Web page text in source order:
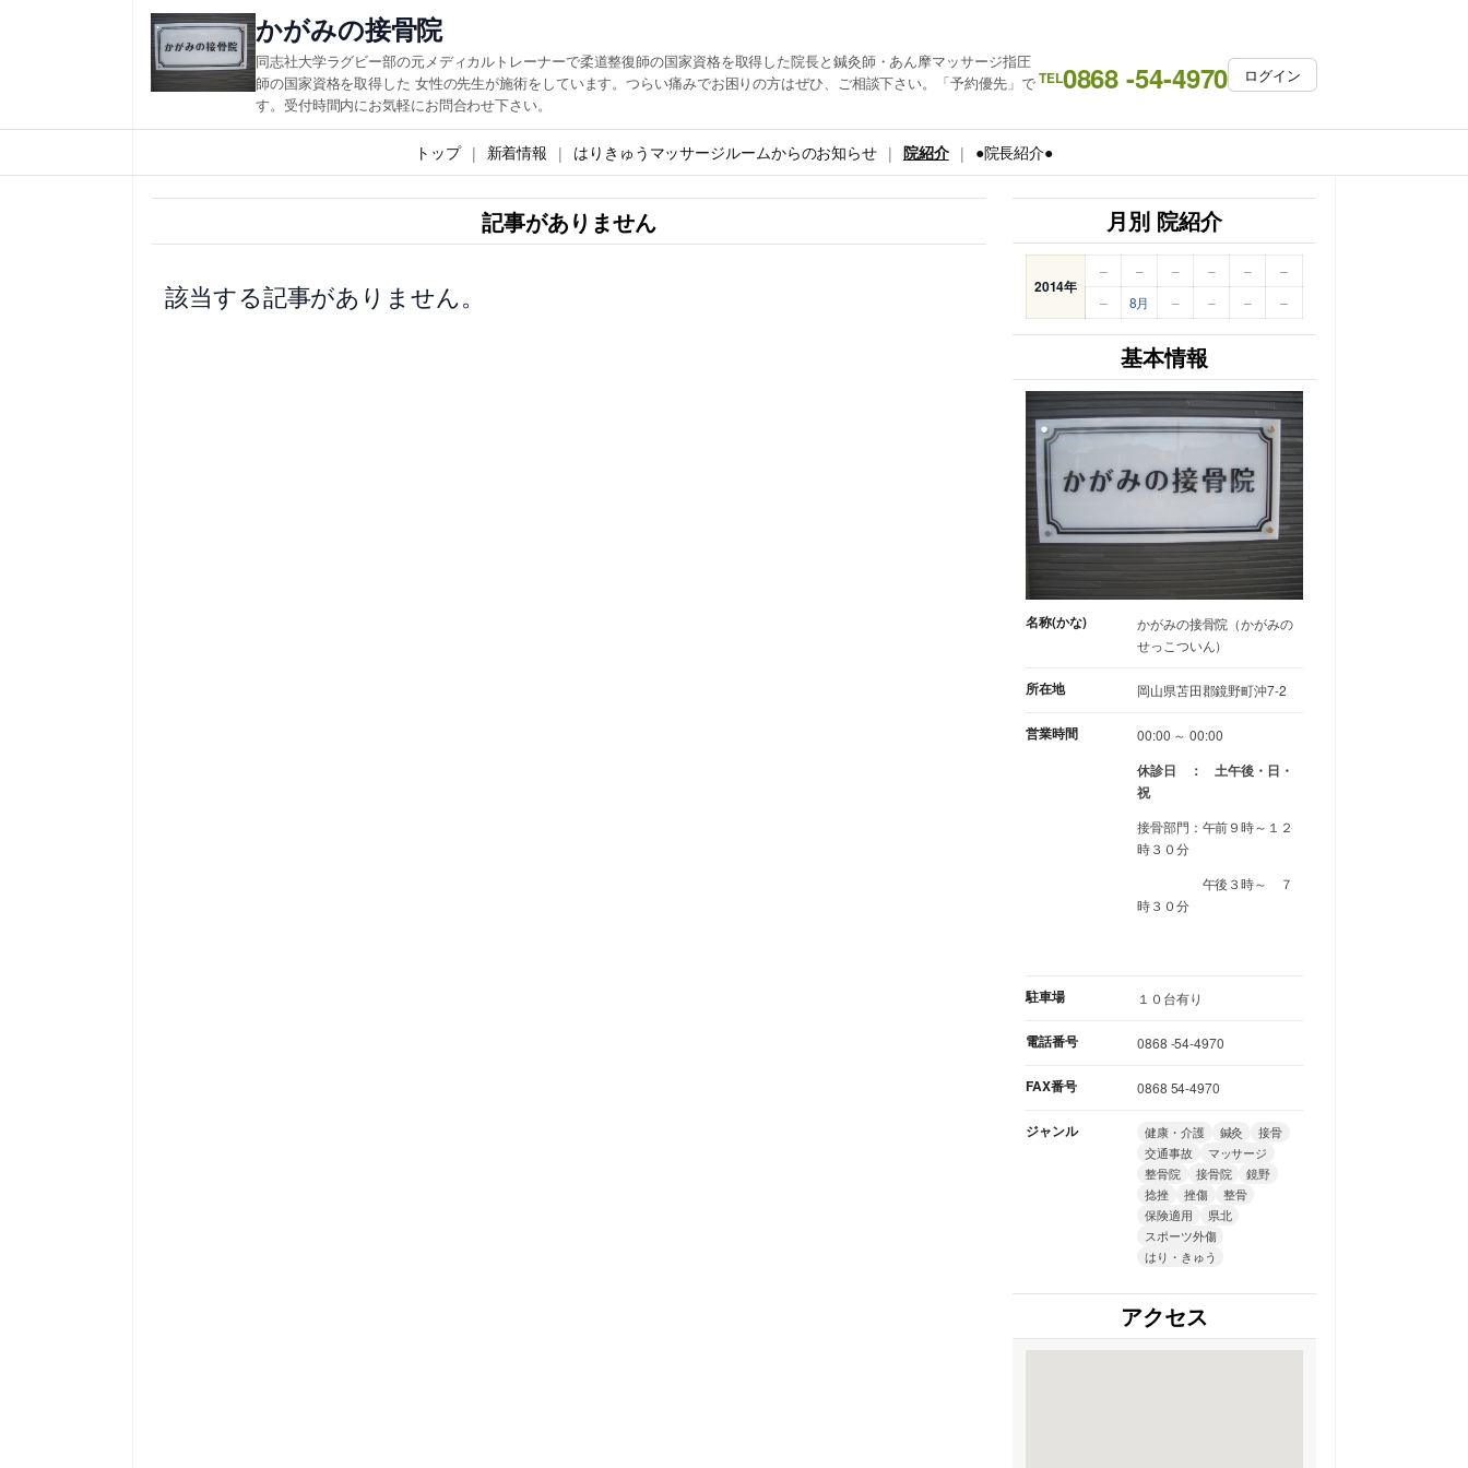
ッ
かがみの接骨院
同志社大学ラグビー部の元メディカルトレーナーで柔道整復師の国家資格を取得した院長と鍼灸師・あん摩マッサージ指圧
師の国家資格を取得した 女性の先生が施術をしています。つらい痛みでお困りの方はぜひ、ご相談下さい。「予約優先」で
す。受付時間内にお気軽にお問合わせ下さい。
TEL0868 -54-4970 ログイン
トップ 新着情報 はりきゅうマッサージルームからのお知らせ 院紹介 ●院長紹介●
記事がありません
該当する記事がありません。
月別 院紹介
2014年
– – – – –
–
–
8月 – – – –
基本情報
名称(かな)
かがみの接骨院（かがみの
せっこついん）
所在地 岡山県苫田郡鏡野町沖7-2
営業時間 00:00 ～ 00:00
休診日 ： 土午後・日・
祝
接骨部門：午前９時～１２
時３０分
午後３時～ ７
時３０分
駐車場 １０台有り
電話番号 0868 -54-4970
FAX番号 0868 54-4970
ジャンル 健康・介護 鍼灸
接骨
交通事故
マッサージ
整骨院
接骨院
鏡野
捻挫
挫傷
整骨
保険適用
県北
スポーツ外傷
はり・きゅう
アクセス